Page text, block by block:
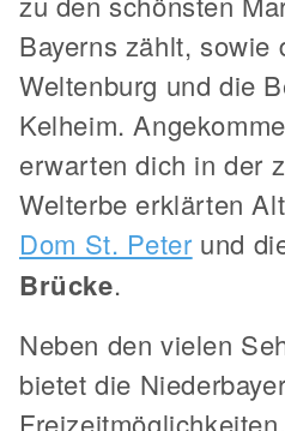
Bayerns zählt, sowie
Weltenburg und die
Kelheim.
erwarten dich in der
Welterbe erklärten
Dom St. Peter und
Brücke.
Neben den vielen
bietet die